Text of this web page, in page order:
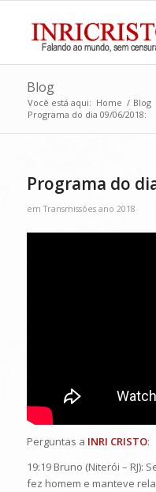
Blog
Você está aqui: Home / Blog
Programa do dia 09/06/2018:
Programa do
emTransmissões ano 2018
Perguntas a INRI CRISTO:
19:19 Bruno (Niterói – RJ):
fez homem e manteve